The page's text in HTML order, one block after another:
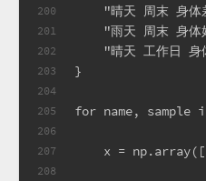
200
201
202
203
204
205
206
207
208
"晴天 周末 身
"雨天 周末 身
"晴天 工作日
}
for name,
x =